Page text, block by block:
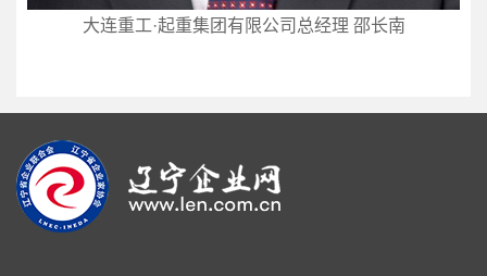
大连重工·起重集团有限公司总经理 邵长南